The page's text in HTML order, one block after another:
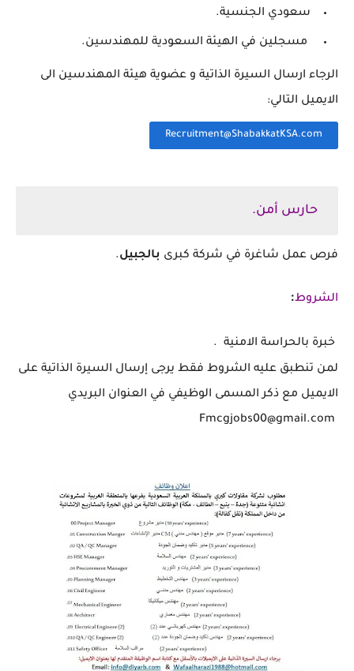
سعودي الجنسية.
مسجلين في الهيئة السعودية للمهندسين.
الرجاء ارسال السيرة الذاتية و عضوية هيئة المهندسين الى
الايميل التالي:
Recruitment@ShabakkatKSA.com
حارس أمن.
فرص عمل شاغرة في شركة كبرى بالجبيل.
الشروط:
خبرة بالحراسة الامنية .
لمن تنطبق عليه الشروط فقط يرجى إرسال السيرة الذاتية على
الايميل مع ذكر المسمى الوظيفي في العنوان البريدي